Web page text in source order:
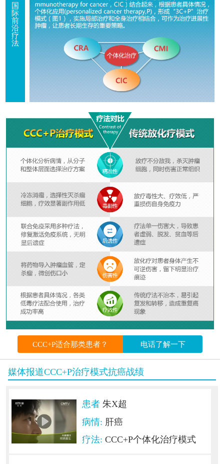
国
际
前
沿
疗
法
CCC+P适合那类患者？ 电话了解一下
媒体报道CCC+P治疗模式抗癌战绩
患者 朱X超
病情: 肝癌
疗法: CCC+P个体化治疗模式